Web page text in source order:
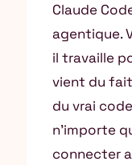
Claude
agentique.
il travaille
vient du
du vrai
n’importe
connecter a